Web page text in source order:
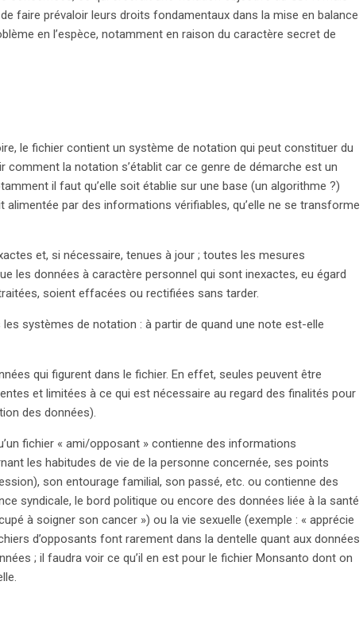
faire prévaloir leurs droits fondamentaux dans la mise en balance
en l’espèce, notamment en raison du caractère secret de
le fichier contient un système de notation qui peut constituer du
comment la notation s’établit car ce genre de démarche est un
il faut qu’elle soit établie sur une base (un algorithme ?)
alimentée par des informations vérifiables, qu’elle ne se transforme
et, si nécessaire, tenues à jour ; toutes les mesures
les données à caractère personnel qui sont inexactes, eu égard
soient effacées ou rectifiées sans tarder.
systèmes de notation : à partir de quand une note est-elle
qui figurent dans le fichier. En effet, seules peuvent être
et limitées à ce qui est nécessaire au regard des finalités pour
des données).
fichier « ami/opposant » contienne des informations
les habitudes de vie de la personne concernée, ses points
son entourage familial, son passé, etc. ou contienne des
syndicale, le bord politique ou encore des données liée à la santé
à soigner son cancer ») ou la vie sexuelle (exemple : « apprécie
d’opposants font rarement dans la dentelle quant aux données
; il faudra voir ce qu’il en est pour le fichier Monsanto dont on